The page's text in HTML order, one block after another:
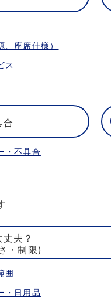
座席仕様）
ス
合
・不具合
夫？
・制限)
囲
・日用品